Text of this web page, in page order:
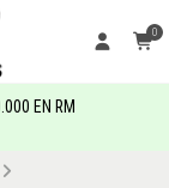
0
EN RM